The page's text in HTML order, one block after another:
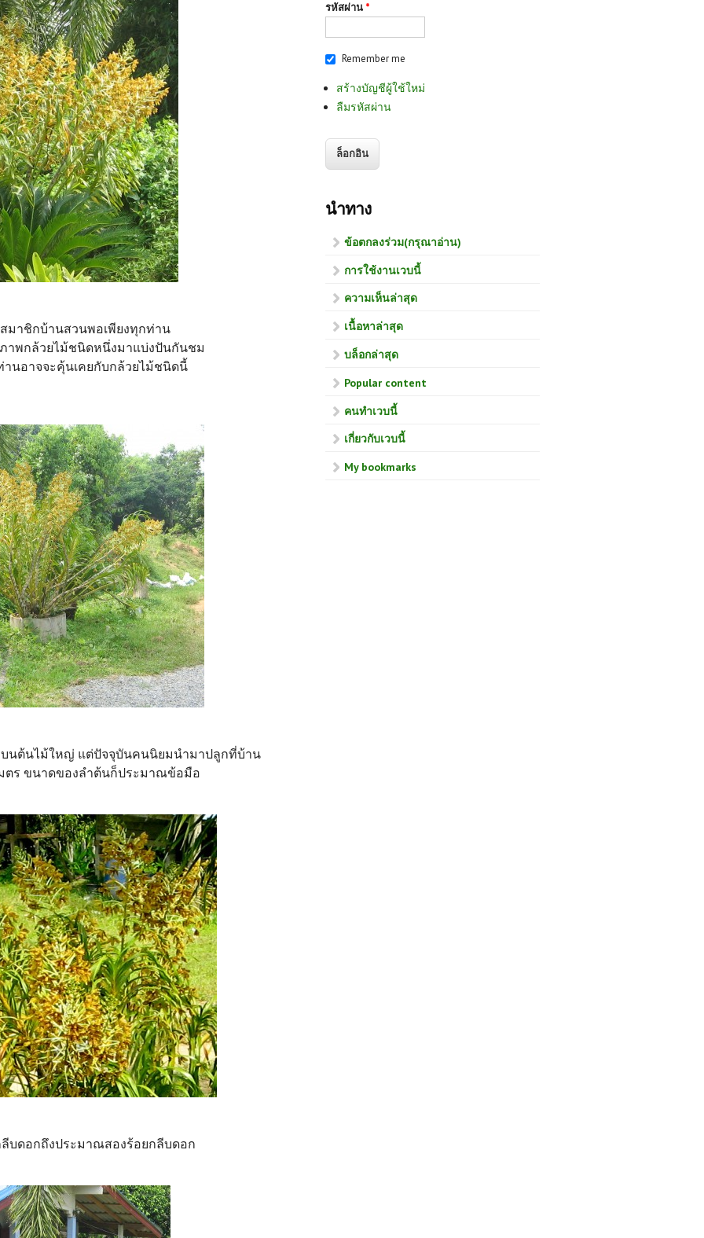
มาชิกบ้านสวนพอเพียงทุกท่าน
าพกล้วยไม้ชนิดหนึ่งมาแบ่งปันกันชม
นอาจจะคุ้นเคยกับกล้วยไม้ชนิดนี้
นต้นไม้ใหญ่ แต่ปัจจุบันคนนิยมนำมาปลูกที่บ้าน
ตร ขนาดของลำต้นก็ประมาณข้อมือ
บดอกถึงประมาณสองร้อยกลีบดอก
รหัสผ่าน *
Remember me
สร้างบัญชีผู้ใช้ใหม่
ลืมรหัสผ่าน
นำทาง
ข้อตกลงร่วม(กรุณาอ่าน)
การใช้งานเวบนี้
ความเห็นล่าสุด
เนื้อหาล่าสุด
บล็อกล่าสุด
Popular content
คนทำเวบนี้
เกี่ยวกับเวบนี้
My bookmarks